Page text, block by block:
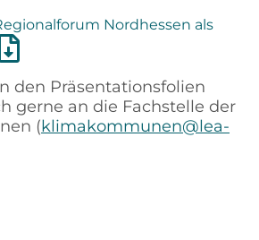
Nordhessen als
den Präsentationsfolien
gerne an die Fachstelle der
(klimakommunen@lea-